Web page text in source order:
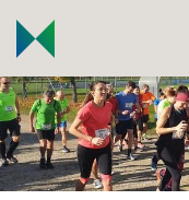
i
p
t
o
c